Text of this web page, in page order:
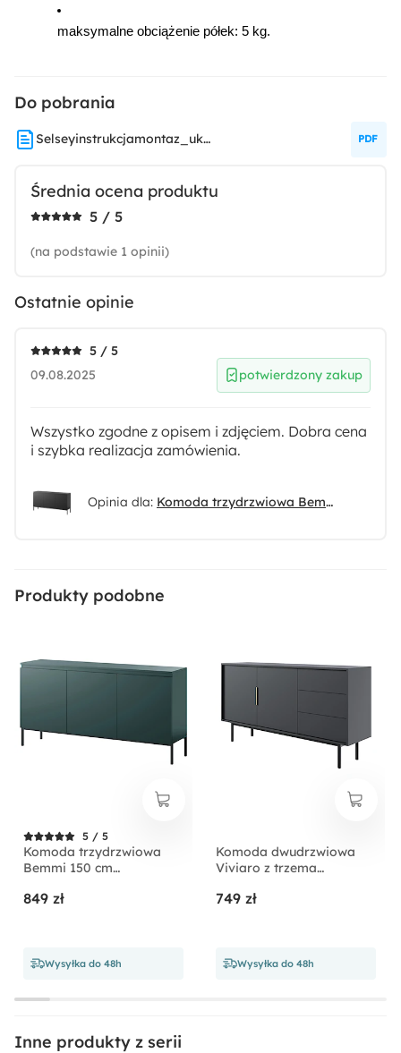
Matowe
77 cm
Głębokość:
35 cm
150 cm
Wysokość nóżek:
17 cm
3
Liczba półek:
6
Nowoczesny
U999 ST2 Czarny
Ilość paczek:
2
Rodzaj:
maksymalne obciążenie półek: 5 kg.
Do pobrania
Selseyinstrukcjamontaz_ukomodaBemmi1503D_N_poprawiona
Średnia ocena produktu
5 / 5
(na podstawie 1 opinii)
Ostatnie opinie
5 / 5
09.08.2025
potwierdzony zakup
Wszystko zgodne z opisem i zdjęciem. Dobra cena
i szybka realizacja zamówienia.
Opinia dla: Komoda trzydrzwiowa Bemmi 150 cm czarna z czarnymi nogami
Produkty podobne
5 / 5
Komoda trzydrzwiowa
Bemmi 150 cm
849 zł
Wysyłka do 48h
Komoda dwudrzwiowa
Viviaro z trzema
Czarna
749 zł
Wysyłka do 48h
Inne produkty z serii